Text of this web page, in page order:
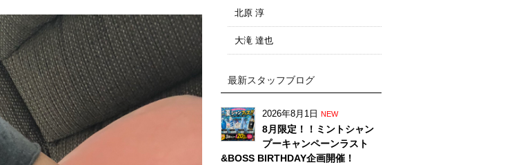
北原 淳
大滝 達也
最新スタッフブログ
2026年8月1日 NEW
8月限定！！ミントシャン
プーキャンペーンラスト
&BOSS BIRTHDAY企画開催！